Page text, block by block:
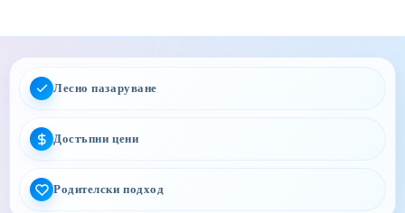
Лесно пазаруване
Достъпни цени
Родителски подход